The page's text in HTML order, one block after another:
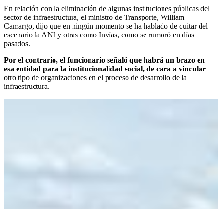
En relación con la eliminación de algunas instituciones públicas del
sector de infraestructura, el ministro de Transporte, William
Camargo, dijo que en ningún momento se ha hablado de quitar del
escenario la ANI y otras como Invías, como se rumoró en días
pasados.
Por el contrario, el funcionario señaló que habrá un brazo en
esa entidad para la institucionalidad social, de cara a vincular
otro tipo de organizaciones en el proceso de desarrollo de la
infraestructura.